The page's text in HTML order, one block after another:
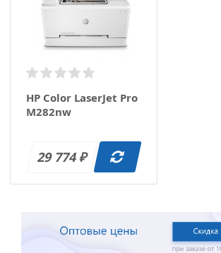
HP Color LaserJet Pro
M282nw
29 774₽